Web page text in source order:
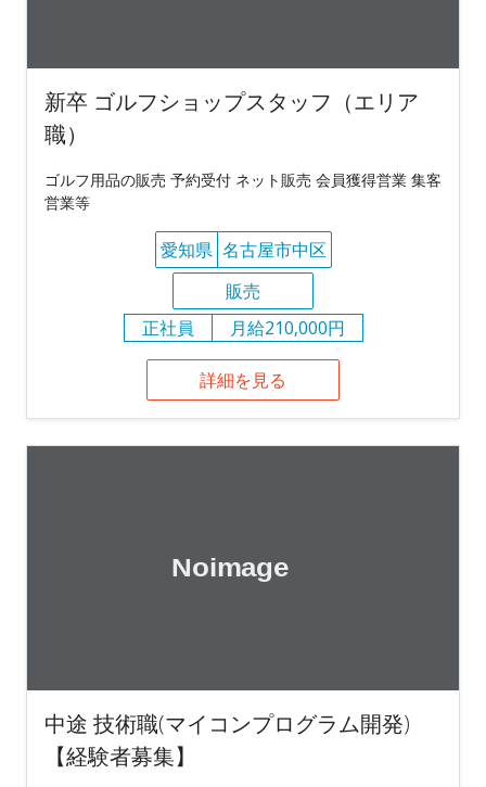
新卒 ゴルフショップスタッフ（エリア
職）
ゴルフ用品の販売 予約受付 ネット販売 会員獲得営業 集客
営業等
愛知県 名古屋市中区
販売
正社員
月給210,000円
詳細を見る
中途 技術職(マイコンプログラム開発)
【経験者募集】